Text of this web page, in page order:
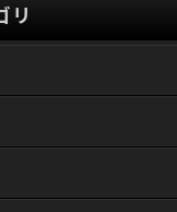
リ